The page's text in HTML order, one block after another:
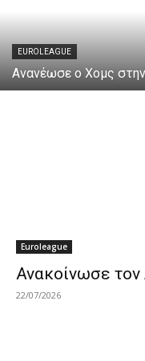
EUROLEAGUE
Ανανέωσε ο Χομς
Euroleague
Ανακοίνωσε
22/07/2026